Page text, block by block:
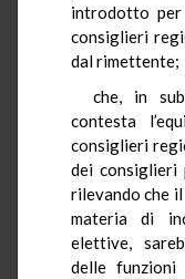
introdotto
consiglieri
dal rimettente;
che, in
contesta
consiglieri
dei consiglieri
rilevando che
materia di
elettive,
delle